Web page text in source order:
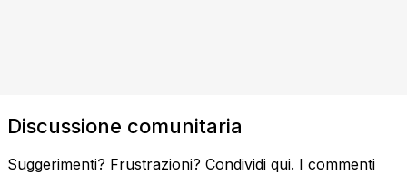
Discussione comunitaria
Suggerimenti? Frustrazioni? Condividi qui. I commenti